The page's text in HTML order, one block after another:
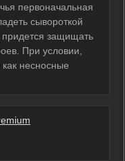
первоначальная
сывороткой
придется защищать
При условии,
как несносные